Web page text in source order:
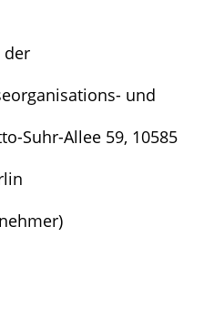
der
und
Suhr-Allee 59, 10585